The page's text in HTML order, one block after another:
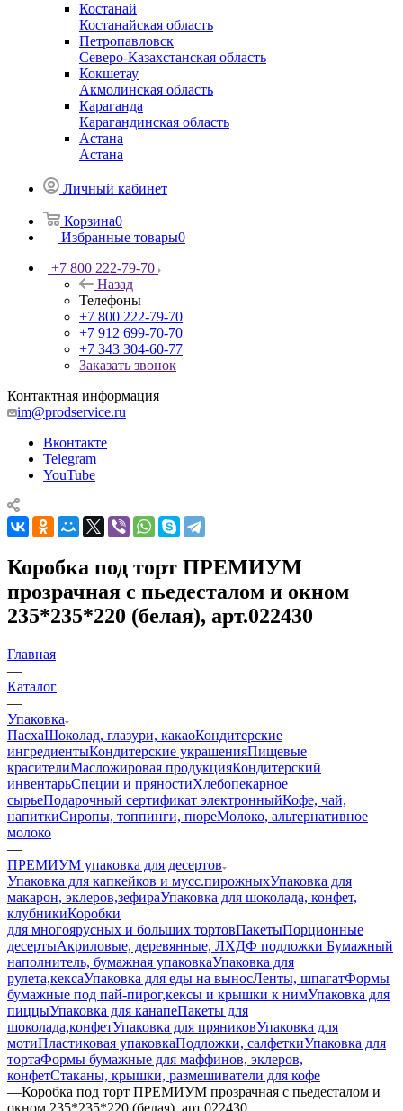
Костанай
Костанайская область
Петропавловск
Северо-Казахстанская область
Кокшетау
Акмолинская область
Караганда
Карагандинская область
Астана
Астана
Личный кабинет
Корзина0
Избранные товары0
+7 800 222-79-70
Назад
Телефоны
+7 800 222-79-70
+7 912 699-70-70
+7 343 304-60-77
Заказать звонок
Контактная информация
im@prodservice.ru
Вконтакте
Telegram
YouTube
Коробка под торт ПРЕМИУМ
прозрачная с пьедесталом и окном
235*235*220 (белая), арт.022430
Главная
—
Каталог
—
Упаковка
ПасхаШоколад, глазури, какаоКондитерские
ингредиентыКондитерские украшенияПищевые
красителиМасложировая продукцияКондитерский
инвентарьСпеции и пряностиХлебопекарное
сырьеПодарочный сертификат электронныйКофе, чай,
напиткиСиропы, топпинги, пюреМолоко, альтернативное
молоко
—
ПРЕМИУМ упаковка для десертов
Упаковка для капкейков и мусс.пирожныхУпаковка для
макарон, эклеров,зефираУпаковка для шоколада, конфет,
клубникиКоробки
для многоярусных и больших тортовПакетыПорционные
десертыАкриловые, деревянные, ЛХДФ подложки Бумажный
наполнитель, бумажная упаковкаУпаковка для
рулета,кексаУпаковка для еды на выносЛенты, шпагатФормы
бумажные под пай-пирог,кексы и крышки к нимУпаковка для
пиццыУпаковка для канапеПакеты для
шоколада,конфетУпаковка для пряниковУпаковка для
мотиПластиковая упаковкаПодложки, салфеткиУпаковка для
тортаФормы бумажные для маффинов, эклеров,
конфетСтаканы, крышки, размешиватели для кофе
—Коробка под торт ПРЕМИУМ прозрачная с пьедесталом и
окном 235*235*220 (белая), арт.022430